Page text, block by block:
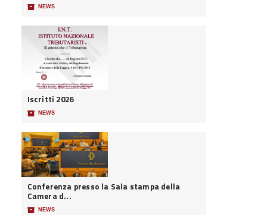
📦 NEWS
Iscritti 2026
📦 NEWS
Conferenza presso la Sala stampa della
Camera d...
📦 NEWS